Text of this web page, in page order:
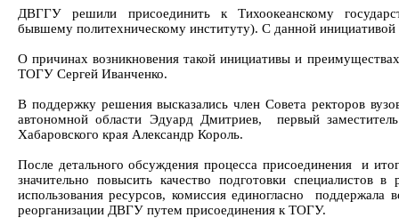
ДВГГУ решили присоединить к Тихоокеанскому
бывшему политехническому институту). С данной
О причинах возникновения такой инициативы и
ТОГУ Сергей Иванченко.
В поддержку решения высказались член Совета ректоров
автономной области Эдуард Дмитриев, первый
Хабаровского края Александр Король.
После детального обсуждения процесса присоединения и
значительно повысить качество подготовки специалистов
использования ресурсов, комиссия единогласно поддержала
реорганизации ДВГУ путем присоединения к ТОГУ.